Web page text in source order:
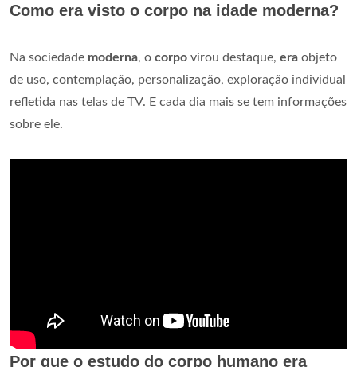
Como era visto o corpo na idade moderna?
Na sociedade moderna, o corpo virou destaque, era objeto
de uso, contemplação, personalização, exploração individual
refletida nas telas de TV. E cada dia mais se tem informações
sobre ele.
Por que o estudo do corpo humano era